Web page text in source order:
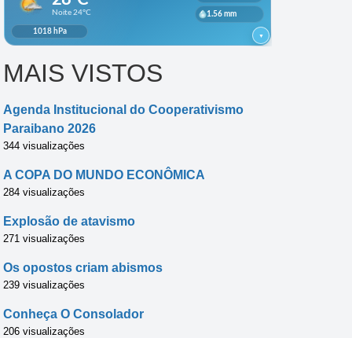
MAIS VISTOS
Agenda Institucional do Cooperativismo
Paraibano 2026
344 visualizações
A COPA DO MUNDO ECONÔMICA
284 visualizações
Explosão de atavismo
271 visualizações
Os opostos criam abismos
239 visualizações
Conheça O Consolador
206 visualizações